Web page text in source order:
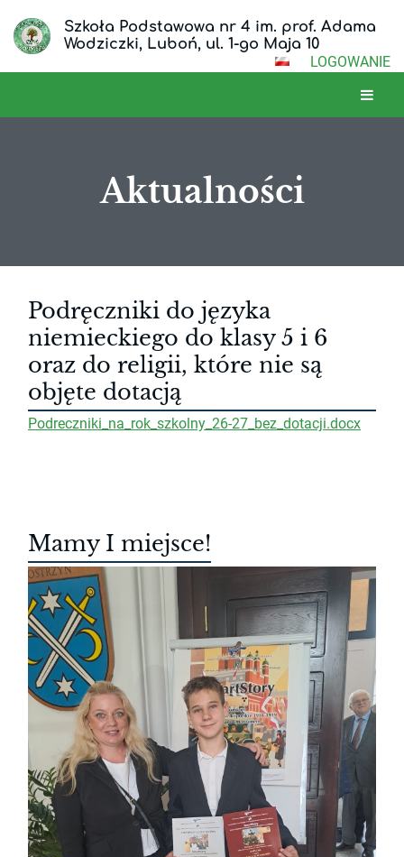
Szkoła Podstawowa nr 4 im. prof. Adama
Wodziczki, Luboń, ul. 1-go Maja 10
LOGOWANIE
Aktualności
Aktualności
Podręczniki do języka
niemieckiego do klasy 5 i 6
oraz do religii, które nie są
objęte dotacją
Podreczniki_na_rok_szkolny_26-27_bez_dotacji.docx
Mamy I miejsce!